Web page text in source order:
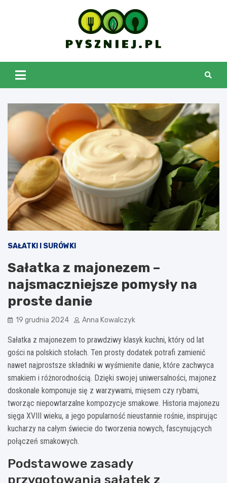
pyszniej.pl
SAŁATKI I SURÓWKI
Sałatka z majonezem –
najsmaczniejsze pomysły na
proste danie
19 grudnia 2024 Anna Kowalczyk
Sałatka z majonezem to prawdziwy klasyk kuchni, który od lat
gości na polskich stołach. Ten prosty dodatek potrafi zamienić
nawet najprostsze składniki w wyśmienite danie, które zachwyca
smakiem i różnorodnością. Dzięki swojej uniwersalności, majonez
doskonale komponuje się z warzywami, mięsem czy rybami,
tworząc niepowtarzalne kompozycje smakowe. Historia majonezu
sięga XVIII wieku, a jego popularność nieustannie rośnie, inspirując
kucharzy na całym świecie do tworzenia nowych, fascynujących
połączeń smakowych.
Podstawowe zasady
przygotowania sałatek z